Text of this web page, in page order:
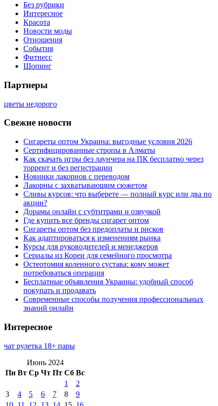
Без рубрики
Интересное
Красота
Новости моды
Отношения
События
Фитнесс
Шопинг
Партнеры
цветы недорого
Свежие новости
Сигареты оптом Украина: выгодные условия 2026
Сертифицированные стропы в Алматы
Как скачать игры без лаунчера на ПК бесплатно через
торрент и без регистрации
Новинки лакорнов с переводом
Лакорны с захватывающим сюжетом
Сливы курсов: что выберете — полный курс или два по
акции?
Дорамы онлайн с субтитрами и озвучкой
Где купить все бренды сигарет оптом
Сигареты оптом без предоплаты и рисков
Как адаптироваться к изменениям рынка
Курсы для руководителей и менеджеров
Сериалы из Кореи для семейного просмотра
Остеотомия коленного сустава: кому может
потребоваться операция
Бесплатные объявления Украины: удобный способ
покупать и продавать
Современные способы получения профессиональных
знаний онлайн
Интересное
чат рулетка 18+ пары
Июнь 2024
Пн Вт Ср Чт Пт Сб Вс
1
2
3
4 5 6 7 8
9